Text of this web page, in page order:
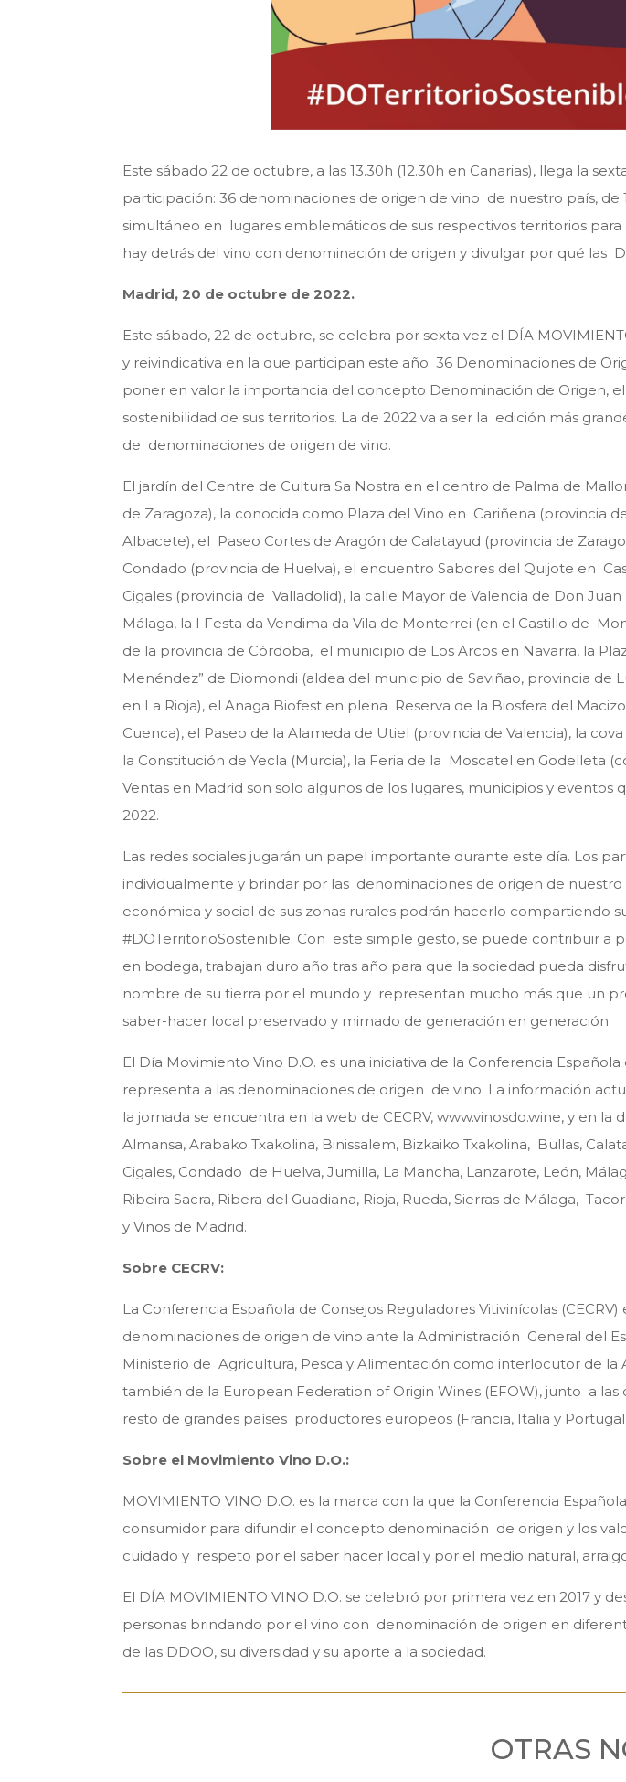
Este sábado 22 de octubre, a las 13.30h (12.30h en Canarias), llega la
participación: 36 denominaciones de origen de vino de nuestro país,
simultáneo en lugares emblemáticos de sus respectivos territorios
hay detrás del vino con denominación de origen y divulgar por qué las
Madrid, 20 de octubre de 2022.
Este sábado, 22 de octubre, se celebra por sexta vez el DÍA
y reivindicativa en la que participan este año 36 Denominaciones de
poner en valor la importancia del concepto Denominación de Origen,
sostenibilidad de sus territorios. La de 2022 va a ser la edición más
de denominaciones de origen de vino.
El jardín del Centre de Cultura Sa Nostra en el centro de Palma de
de Zaragoza), la conocida como Plaza del Vino en Cariñena (provincia
Albacete), el Paseo Cortes de Aragón de Calatayud (provincia de
Condado (provincia de Huelva), el encuentro Sabores del Quijote en
Cigales (provincia de Valladolid), la calle Mayor de Valencia de Don
Málaga, la I Festa da Vendima da Vila de Monterrei (en el Castillo de
de la provincia de Córdoba, el municipio de Los Arcos en Navarra, la
Menéndez” de Diomondi (aldea del municipio de Saviñao, provincia
en La Rioja), el Anaga Biofest en plena Reserva de la Biosfera del
Cuenca), el Paseo de la Alameda de Utiel (provincia de Valencia), la
la Constitución de Yecla (Murcia), la Feria de la Moscatel en Godelleta
Ventas en Madrid son solo algunos de los lugares, municipios y
2022.
Las redes sociales jugarán un papel importante durante este día. Los
individualmente y brindar por las denominaciones de origen de
económica y social de sus zonas rurales podrán hacerlo compartiendo
#DOTerritorioSostenible. Con este simple gesto, se puede contribuir a
en bodega, trabajan duro año tras año para que la sociedad pueda
nombre de su tierra por el mundo y representan mucho más que un
saber-hacer local preservado y mimado de generación en generación.
El Día Movimiento Vino D.O. es una iniciativa de la Conferencia
representa a las denominaciones de origen de vino. La información
la jornada se encuentra en la web de CECRV,www.vinosdo.wine, y en la
Almansa, Arabako Txakolina, Binissalem, Bizkaiko Txakolina, Bullas,
Cigales, Condado de Huelva, Jumilla, La Mancha, Lanzarote, León,
Ribeira Sacra, Ribera del Guadiana, Rioja, Rueda, Sierras de Málaga,
y Vinos de Madrid.
Sobre CECRV:
La Conferencia Española de Consejos Reguladores Vitivinícolas (CECRV)
denominaciones de origen de vino ante la Administración General del
Ministerio de Agricultura, Pesca y Alimentación como interlocutor de
también de la European Federation of Origin Wines (EFOW), junto a las
resto de grandes países productores europeos (Francia, Italia y
Sobre el Movimiento Vino D.O.:
MOVIMIENTO VINO D.O. es la marca con la que la Conferencia
consumidor para difundir el concepto denominación de origen y los
cuidado y respeto por el saber hacer local y por el medio natural,
El DÍA MOVIMIENTO VINO D.O. se celebró por primera vez en 2017 y
personas brindando por el vino con denominación de origen en
de las DDOO, su diversidad y su aporte a la sociedad.
OTRAS